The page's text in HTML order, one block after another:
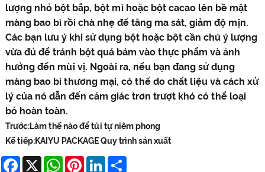
lượng nhỏ bột bắp, bột mì hoặc bột cacao lên bề mặt
màng bao bì rồi chà nhẹ để tăng ma sát, giảm độ mịn.
Các bạn lưu ý khi sử dụng bột hoặc bột cần chú ý lượng
vừa đủ để tránh bột quá bám vào thực phẩm và ảnh
hưởng đến mùi vị. Ngoài ra, nếu bạn đang sử dụng
màng bao bì thương mại, có thể do chất liệu và cách xử
lý của nó dẫn đến cảm giác trơn trượt khó có thể loại
bỏ hoàn toàn.
Trước:Làm thế nào để túi tự niêm phong
Kế tiếp:KAIYU PACKAGE Quy trình sản xuất
Facebook
X WhatsApp
Pinterest
LinkedIn